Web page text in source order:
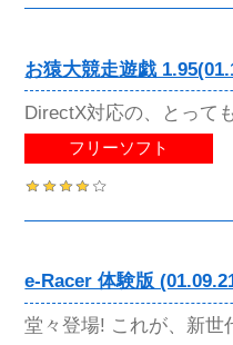
お猿大競走遊戯
DirectX対応の、とって
フリーソフト
e-Racer 体験版
堂々登場! これが、新世